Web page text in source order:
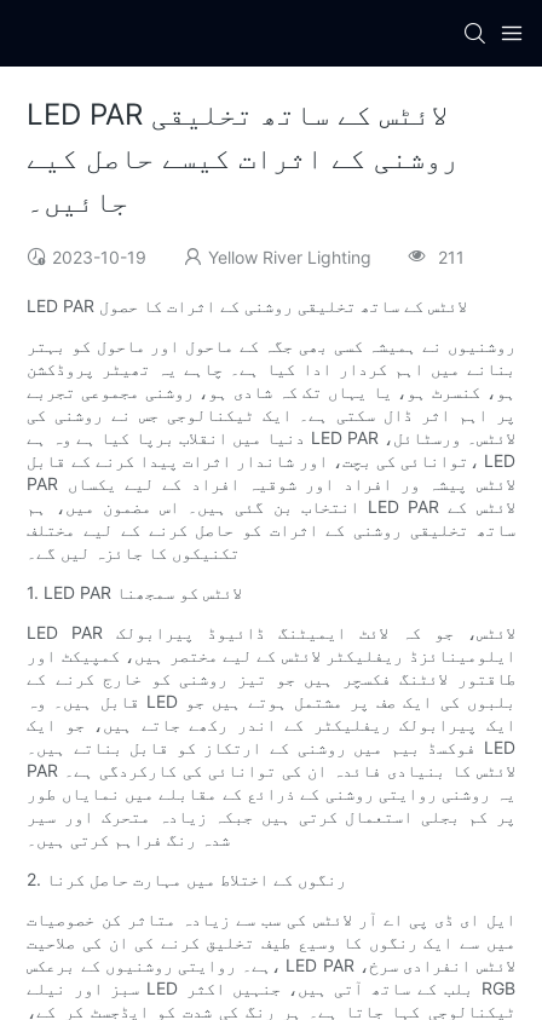
LED PAR لائٹس کے ساتھ تخلیقی
روشنی کے اثرات کیسے حاصل کیے
جائیں۔
2023-10-19 Yellow River Lighting 211
LED PAR لائٹس کے ساتھ تخلیقی روشنی کے اثرات کا حصول
روشنیوں نے ہمیشہ کسی بھی جگہ کے ماحول اور ماحول کو بہتر
بنانے میں اہم کردار ادا کیا ہے۔ چاہے یہ تھیٹر پروڈکشن
ہو، کنسرٹ ہو، یا یہاں تک کہ شادی ہو، روشنی مجموعی تجربے
پر اہم اثر ڈال سکتی ہے۔ ایک ٹیکنالوجی جس نے روشنی کی
دنیا میں انقلاب برپا کیا ہے وہ ہے LED PAR لائٹس۔ ورسٹائل،
توانائی کی بچت، اور شاندار اثرات پیدا کرنے کے قابل، LED
PAR لائٹس پیشہ ور افراد اور شوقیہ افراد کے لیے یکساں
انتخاب بن گئی ہیں۔ اس مضمون میں، ہم LED PAR لائٹس کے
ساتھ تخلیقی روشنی کے اثرات کو حاصل کرنے کے لیے مختلف
تکنیکوں کا جائزہ لیں گے۔
1. LED PAR لائٹس کو سمجھنا
LED PAR لائٹس، جو کہ لائٹ ایمیٹنگ ڈائیوڈ پیرابولک
ایلومینائزڈ ریفلیکٹر لائٹس کے لیے مختصر ہیں، کمپیکٹ اور
طاقتور لائٹنگ فکسچر ہیں جو تیز روشنی کو خارج کرنے کے
قابل ہیں۔ وہ LED بلبوں کی ایک صف پر مشتمل ہوتے ہیں جو
ایک پیرابولک ریفلیکٹر کے اندر رکھے جاتے ہیں، جو ایک
فوکسڈ بیم میں روشنی کے ارتکاز کو قابل بناتے ہیں۔ LED
PAR لائٹس کا بنیادی فائدہ ان کی توانائی کی کارکردگی ہے۔
یہ روشنی روایتی روشنی کے ذرائع کے مقابلے میں نمایاں طور
پر کم بجلی استعمال کرتی ہیں جبکہ زیادہ متحرک اور سیر
شدہ رنگ فراہم کرتی ہیں۔
2. رنگوں کے اختلاط میں مہارت حاصل کرنا
ایل ای ڈی پی اے آر لائٹس کی سب سے زیادہ متاثر کن خصوصیات
میں سے ایک رنگوں کا وسیع طیف تخلیق کرنے کی ان کی صلاحیت
ہے۔ روایتی روشنیوں کے برعکس، LED PAR لائٹس انفرادی سرخ،
سبز اور نیلے LED بلب کے ساتھ آتی ہیں، جنہیں اکثر RGB
ٹیکنالوجی کہا جاتا ہے۔ ہر رنگ کی شدت کو ایڈجسٹ کر کے،